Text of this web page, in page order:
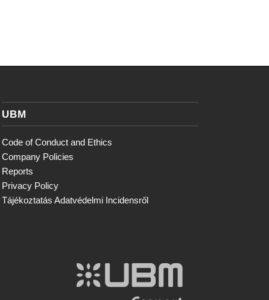
UBM
Code of Conduct and Ethics
Company Policies
Reports
Privacy Policy
Tájékoztatás Adatvédelmi Incidensről